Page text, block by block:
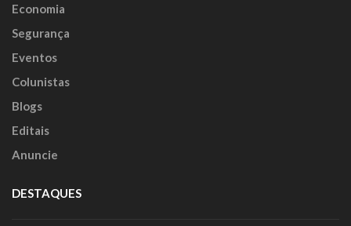
Economia
Segurança
Eventos
Colunistas
Blogs
Editais
Anuncie
DESTAQUES